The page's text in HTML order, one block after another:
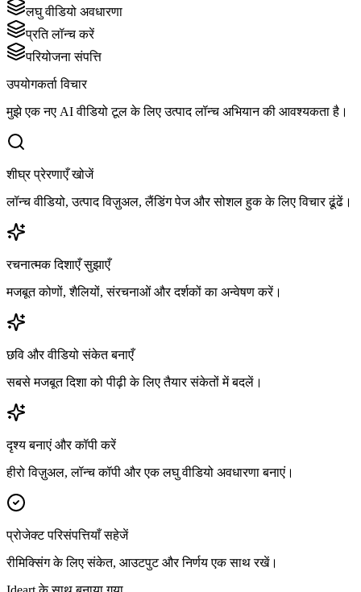
लघु वीडियो अवधारणा
प्रति लॉन्च करें
परियोजना संपत्ति
उपयोगकर्ता विचार
मुझे एक नए AI वीडियो टूल के लिए उत्पाद लॉन्च अभियान की आवश्यकता है।
शीघ्र प्रेरणाएँ खोजें
लॉन्च वीडियो, उत्पाद विज़ुअल, लैंडिंग पेज और सोशल हुक के लिए विचार ढूंढें।
रचनात्मक दिशाएँ सुझाएँ
मजबूत कोणों, शैलियों, संरचनाओं और दर्शकों का अन्वेषण करें।
छवि और वीडियो संकेत बनाएँ
सबसे मजबूत दिशा को पीढ़ी के लिए तैयार संकेतों में बदलें।
दृश्य बनाएं और कॉपी करें
हीरो विज़ुअल, लॉन्च कॉपी और एक लघु वीडियो अवधारणा बनाएं।
प्रोजेक्ट परिसंपत्तियाँ सहेजें
रीमिक्सिंग के लिए संकेत, आउटपुट और निर्णय एक साथ रखें।